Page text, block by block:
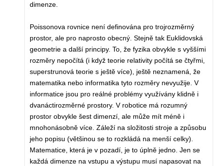
dimenze.
Poissonova rovnice není definována pro trojrozměrný
prostor, ale pro naprosto obecný. Stejně tak Euklidovská
geometrie a další principy. To, že fyzika obvykle s vyššími
rozměry nepočítá (i když teorie relativity počítá se čtyřmi,
superstrunová teorie s ještě více), ještě neznamená, že
matematika nebo informatika tyto rozměry nevyužije. V
informatice jsou pro reálné problémy využívány klidně i
dvanáctirozměrné prostory. V robotice má rozumný
prostor obvykle šest dimenzí, ale může mít méně i
mnohonásobně více. Záleží na složitosti stroje a způsobu
jeho popisu (většinou se to rozkládá na menší celky).
Matematice, která je v pozadí, je to úplně jedno. Jen se
každá dimenze na vstupu a výstupu musí napasovat na